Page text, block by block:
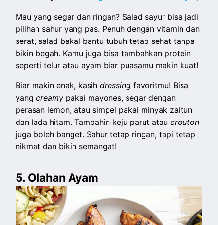
Mau yang segar dan ringan? Salad sayur bisa jadi
pilihan sahur yang pas. Penuh dengan vitamin dan
serat, salad bakal bantu tubuh tetap sehat tanpa
bikin begah. Kamu juga bisa tambahkan protein
seperti telur atau ayam biar puasamu makin kuat!
Biar makin enak, kasihdressingfavoritmu! Bisa
yangcreamy pakai mayones, segar dengan
perasan lemon, atau simpel pakai minyak zaitun
dan lada hitam. Tambahin keju parut ataucrouton
juga boleh banget. Sahur tetap ringan, tapi tetap
nikmat dan bikin semangat!
5. Olahan Ayam